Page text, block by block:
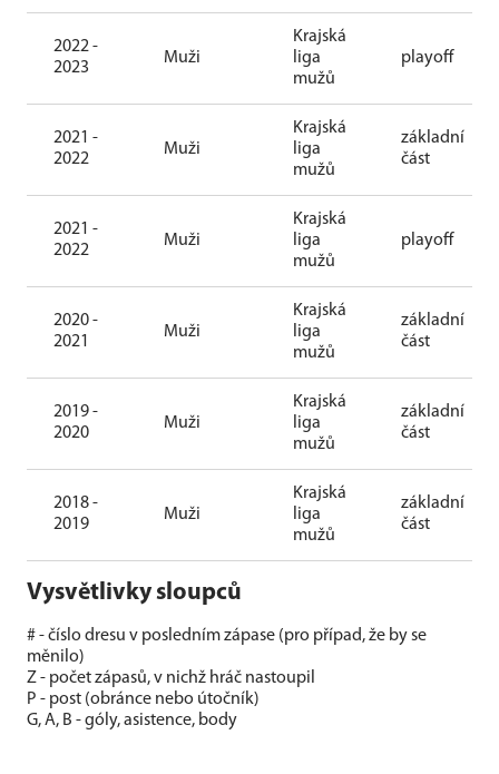
2022 -
2023
Muži
Krajská
liga
mužů
playoff
2021 -
2022
Muži
Krajská
liga
mužů
základní
část
2021 -
2022
Muži
Krajská
liga
mužů
playoff
2020 -
2021
Muži
Krajská
liga
mužů
základní
část
2019 -
2020
Muži
Krajská
liga
mužů
základní
část
2018 -
2019
Muži
Krajská
liga
mužů
základní
část
Vysvětlivky sloupců
# - číslo dresu v posledním zápase (pro případ, že by se
měnilo)
Z - počet zápasů, v nichž hráč nastoupil
P - post (obránce nebo útočník)
G, A, B - góly, asistence, body